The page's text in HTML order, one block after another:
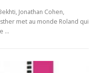
Jonathan Cohen,
met au monde Roland qui
…